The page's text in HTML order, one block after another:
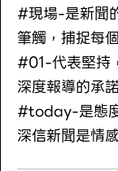
#現場-是新聞
筆觸，捕捉每
#01-代表堅持
深度報導的承
#today-是態
深信新聞是情